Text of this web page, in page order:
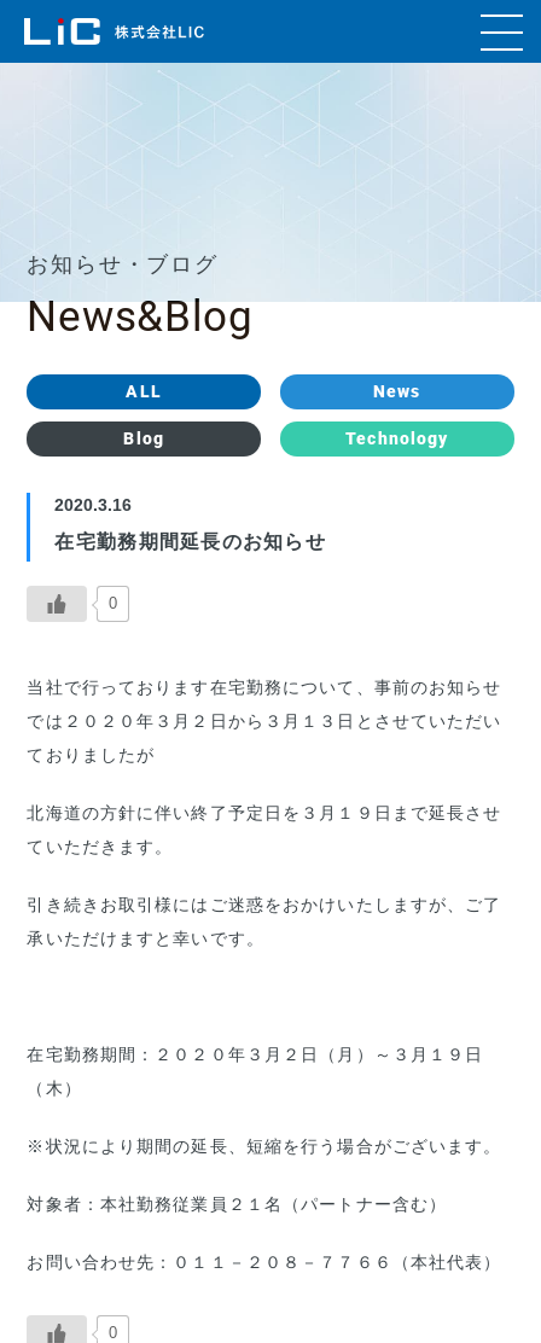
お知らせ・ブログ
News&Blog
ALL News
Blog Technology
2020.3.16
在宅勤務期間延長のお知らせ
0
当社で行っております在宅勤務について、事前のお知らせ
では２０２０年３月２日から３月１３日とさせていただい
ておりましたが
北海道の方針に伴い終了予定日を３月１９日まで延長させ
ていただきます。
引き続きお取引様にはご迷惑をおかけいたしますが、ご了
承いただけますと幸いです。
在宅勤務期間：２０２０年３月２日（月）～３月１９日
（木）
※状況により期間の延長、短縮を行う場合がございます。
対象者：本社勤務従業員２１名（パートナー含む）
お問い合わせ先：０１１－２０８－７７６６（本社代表）
0